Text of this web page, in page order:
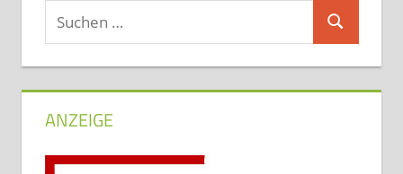
Suchen
Suchen
ANZEIGE